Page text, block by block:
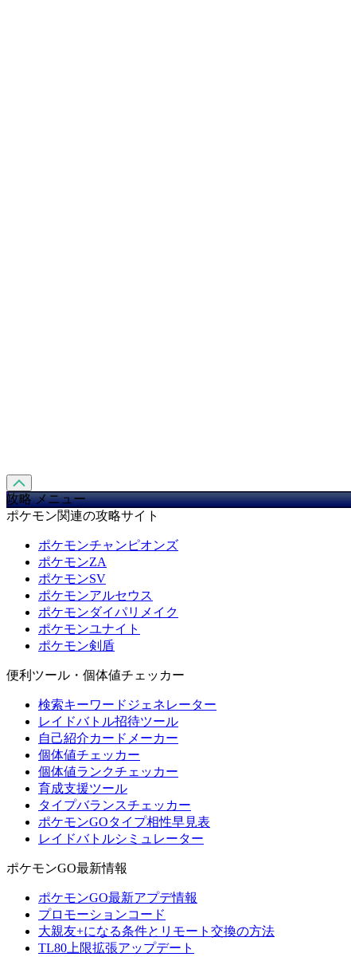
攻略 メニュー
ポケモン関連の攻略サイト
ポケモンチャンピオンズ
ポケモンZA
ポケモンSV
ポケモンアルセウス
ポケモンダイパリメイク
ポケモンユナイト
ポケモン剣盾
便利ツール・個体値チェッカー
検索キーワードジェネレーター
レイドバトル招待ツール
自己紹介カードメーカー
個体値チェッカー
個体値ランクチェッカー
育成支援ツール
タイプバランスチェッカー
ポケモンGOタイプ相性早見表
レイドバトルシミュレーター
ポケモンGO最新情報
ポケモンGO最新アプデ情報
プロモーションコード
大親友+になる条件とリモート交換の方法
TL80上限拡張アップデート